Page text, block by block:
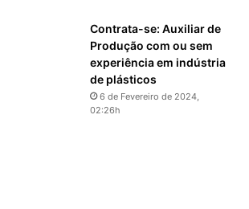
Contrata-se: Auxiliar de
Produção com ou sem
experiência em indústria
de plásticos
6 de Fevereiro de 2024,
02:26h